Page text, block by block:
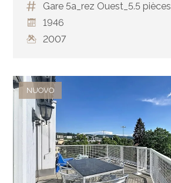
Gare 5a_rez Ouest_5.5 pièces
1946
2007
NUOVO